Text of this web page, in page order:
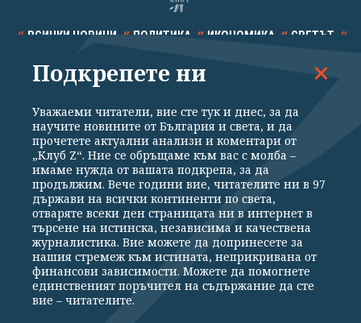
ВСИЧКИ НОВИНИ ПОЛИТИКА ИКОНОМИКА СВЕТЪТ
СПОРТ КУЛТУРА ТЕХНОЛОГИИ КАЛЕЙДОСКОП
Общи условия
Политика за поверителност
Реклама
Партньори Контакти
За Клуб Z
Екип
Подкрепете ни
Издател на www.clubz.bg е „Клуб Зебра Медия“ ЕООД, София, ул. "Алеко
Константинов" 3. Всички права запазени 2026 „Клуб Зебра Медия“
Подкрепете ни
Уважаеми читатели, вие сте тук и днес, за да
научите новините от България и света, и да
прочетете актуални анализи и коментари от
„Клуб Z“. Ние се обръщаме към вас с молба –
имаме нужда от вашата подкрепа, за да
продължим. Вече години вие, читателите ни в 97
държави на всички континенти по света,
отваряте всеки ден страницата ни в интернет в
търсене на истинска, независима и качествена
журналистика. Вие можете да допринесете за
нашия стремеж към истината, неприкривана от
финансови зависимости. Можете да помогнете
единственият поръчител на съдържание да сте
вие – читателите.